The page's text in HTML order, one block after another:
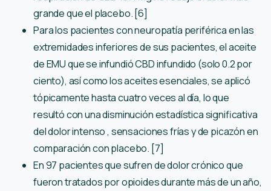
grande que el placebo. [6]
Para los pacientes con neuropatía periférica en las
extremidades inferiores de sus pacientes, el aceite
de EMU que se infundió CBD infundido (solo 0.2 por
ciento), así como los aceites esenciales, se aplicó
tópicamente hasta cuatro veces al día, lo que
resultó con una disminución estadística significativa
del dolor intenso , sensaciones frías y de picazón en
comparación con placebo. [7]
En 97 pacientes que sufren de dolor crónico que
fueron tratados por opioides durante más de un año,